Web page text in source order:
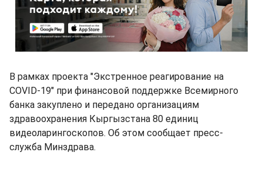
В рамках проекта "Экстренное реагирование на
COVID-19" при финансовой поддержке Всемирного
банка закуплено и передано организациям
здравоохранения Кыргызстана 80 единиц
видеоларингоскопов. Об этом сообщает пресс-
служба Минздрава.